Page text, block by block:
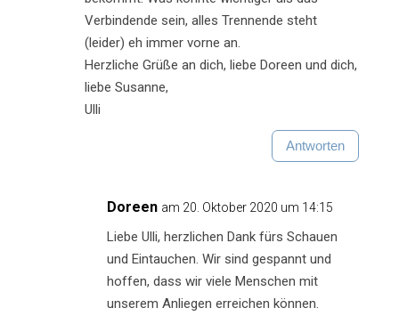
Verbindende sein, alles Trennende steht
(leider) eh immer vorne an.
Herzliche Grüße an dich, liebe Doreen und dich,
liebe Susanne,
Ulli
Antworten
Doreen am 20. Oktober 2020 um 14:15
Liebe Ulli, herzlichen Dank fürs Schauen
und Eintauchen. Wir sind gespannt und
hoffen, dass wir viele Menschen mit
unserem Anliegen erreichen können.